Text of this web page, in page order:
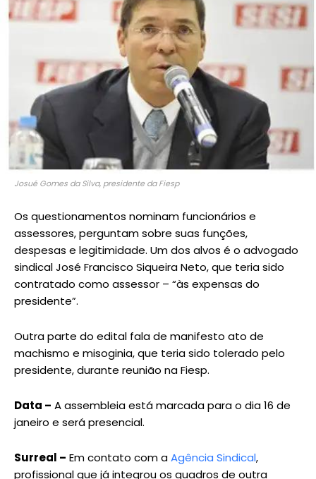
Josué Gomes da Silva, presidente da Fiesp
Os questionamentos nominam funcionários e
assessores, perguntam sobre suas funções,
despesas e legitimidade. Um dos alvos é o advogado
sindical José Francisco Siqueira Neto, que teria sido
contratado como assessor – “às expensas do
presidente”.
Outra parte do edital fala de manifesto ato de
machismo e misoginia, que teria sido tolerado pelo
presidente, durante reunião na Fiesp.
Data – A assembleia está marcada para o dia 16 de
janeiro e será presencial.
Surreal – Em contato com aAgência Sindical,
profissional que já integrou os quadros de outra